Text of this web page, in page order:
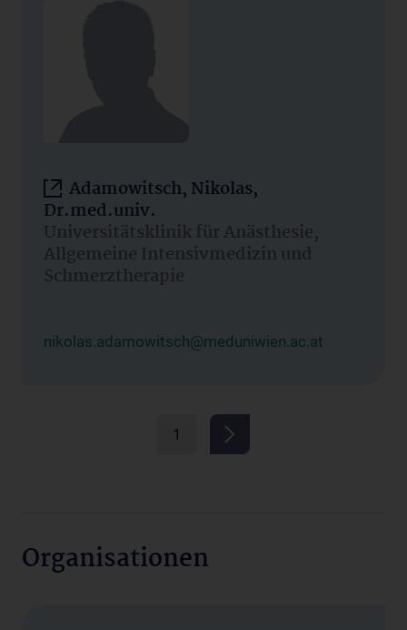
Adamowitsch, Nikolas,
Dr.med.univ.
Universitätsklinik für Anästhesie,
Allgemeine Intensivmedizin und
Schmerztherapie
nikolas.adamowitsch@meduniwien.ac.at
1
Organisationen